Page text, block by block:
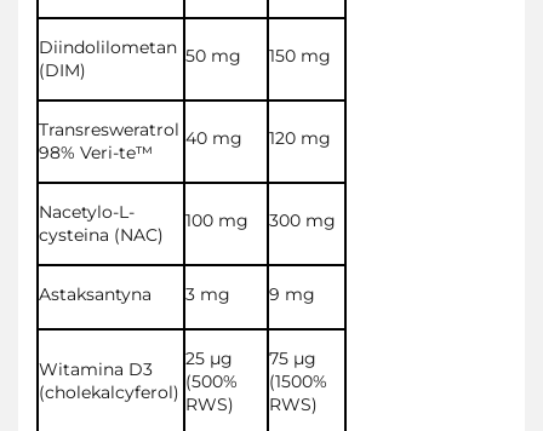
Diindolilometan
(DIM)
50 mg 150 mg
Transresweratrol
98% Veri-te™
40 mg 120 mg
Nacetylo-L-
cysteina (NAC)
100 mg 300 mg
Astaksantyna 3 mg 9 mg
Witamina D3
(cholekalcyferol)
25 µg
(500%
RWS)
75 µg
(1500%
RWS)